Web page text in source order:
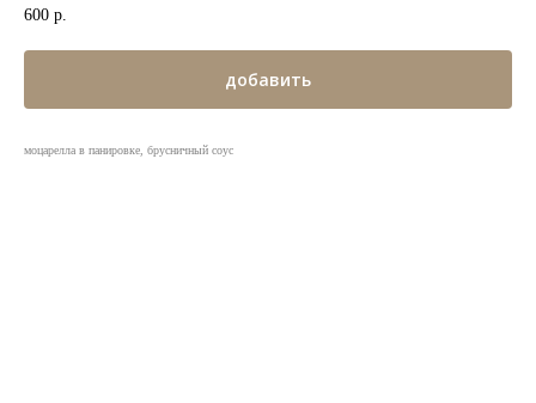
600 р.
добавить
моцарелла в панировке, брусничный соуc